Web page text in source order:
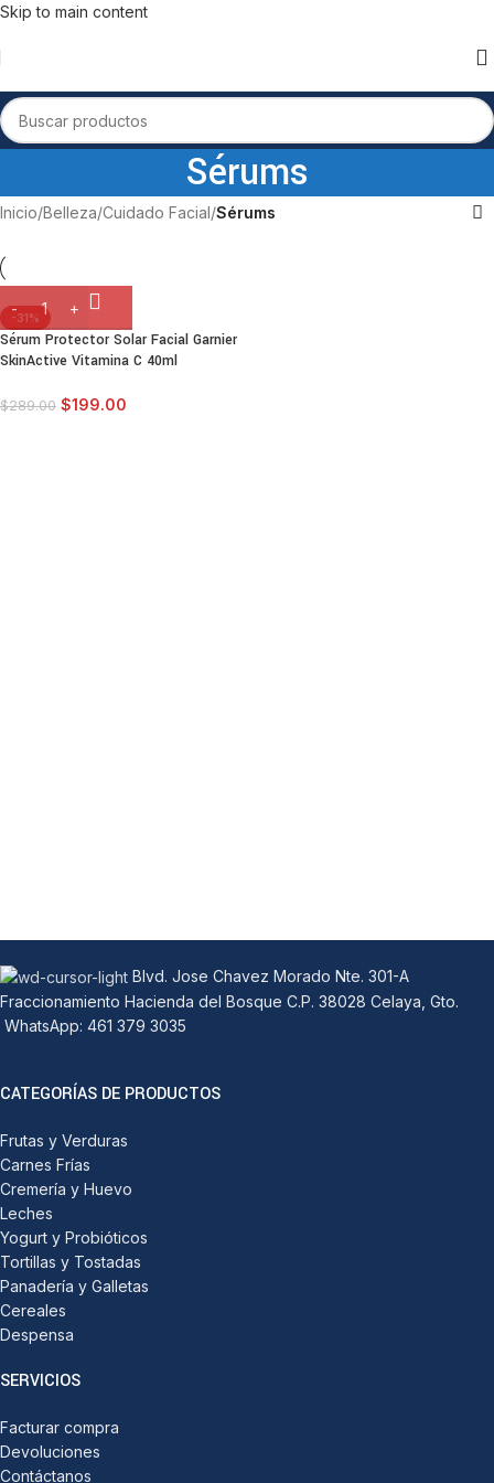
Skip to main content
Sérums
Inicio/Belleza/Cuidado Facial/Sérums
-31%
Sérum Protector Solar Facial Garnier
SkinActive Vitamina C 40ml
$289.00 $199.00
Blvd. Jose Chavez Morado Nte. 301-A
Fraccionamiento Hacienda del Bosque C.P. 38028 Celaya, Gto.
WhatsApp: 461 379 3035
CATEGORÍAS DE PRODUCTOS
Frutas y Verduras
Carnes Frías
Cremería y Huevo
Leches
Yogurt y Probióticos
Tortillas y Tostadas
Panadería y Galletas
Cereales
Despensa
SERVICIOS
Facturar compra
Devoluciones
Contáctanos